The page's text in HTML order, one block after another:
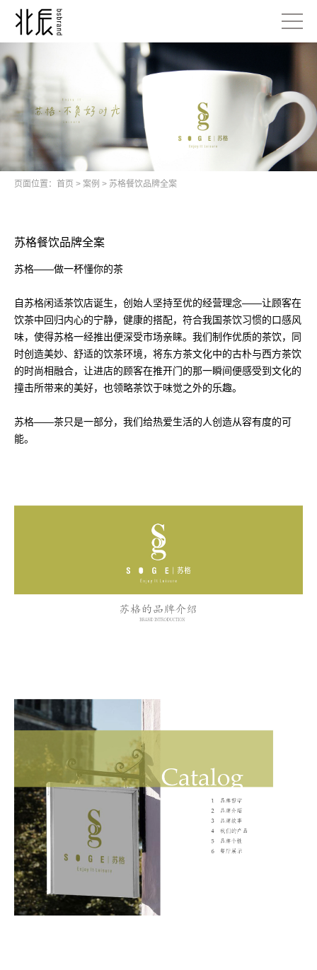
页面位置： 首页 > 案例 > 苏格餐饮品牌全案
苏格餐饮品牌全案
苏格——做一杯懂你的茶
自苏格闲适茶饮店诞生，创始人坚持至优的经营理念——让顾客在
饮茶中回归内心的宁静，健康的搭配，符合我国茶饮习惯的口感风
味，使得苏格一经推出便深受市场亲睐。我们制作优质的茶饮，同
时创造美妙、舒适的饮茶环境，将东方茶文化中的古朴与西方茶饮
的时尚相融合，让进店的顾客在推开门的那一瞬间便感受到文化的
撞击所带来的美好，也领略茶饮于味觉之外的乐趣。
苏格——茶只是一部分，我们给热爱生活的人创造从容有度的可
能。